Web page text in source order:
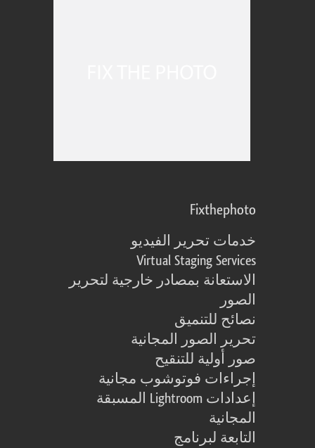
Fixthephoto
خدمات تحرير الفيديو
Virtual Staging Services
الاستعانة بمصادر خارجية لتحرير
الصور
نصائح للتنميق
تحرير الصور المجانية
صور أولية للتنقيح
إجراءات فوتوشوب مجانية
إعدادات Lightroom المسبقة
المجانية
التابعة لبرنامج